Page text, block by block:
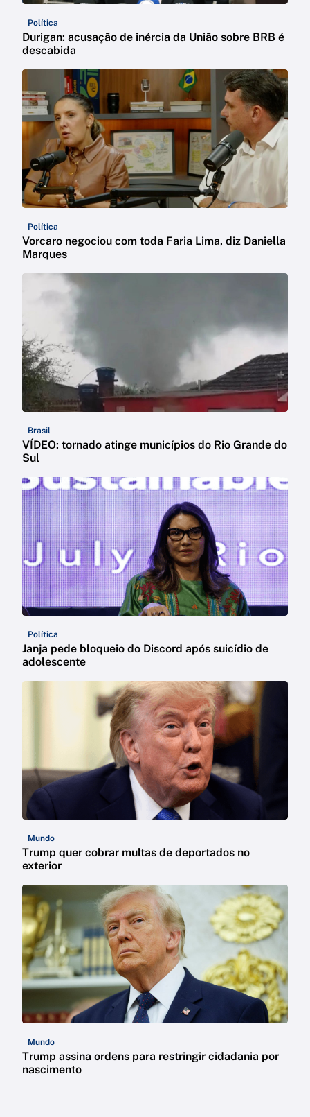
Política
Durigan: acusação de inércia da União sobre BRB é
descabida
Política
Vorcaro negociou com toda Faria Lima, diz Daniella
Marques
Brasil
VÍDEO: tornado atinge municípios do Rio Grande do
Sul
Política
Janja pede bloqueio do Discord após suicídio de
adolescente
Mundo
Trump quer cobrar multas de deportados no
exterior
Mundo
Trump assina ordens para restringir cidadania por
nascimento